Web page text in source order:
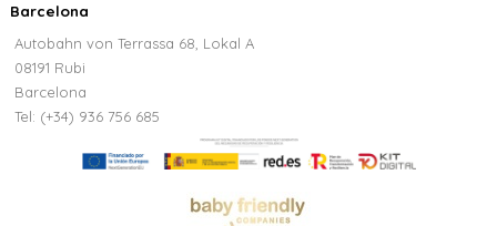
Barcelona
Autobahn von Terrassa 68, Lokal A
08191 Rubi
Barcelona
Tel: (+34) 936 756 685